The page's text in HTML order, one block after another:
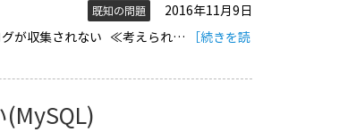
既知の問題
2016年11月9日
グが収集されない ≪考えられ…
［続きを読